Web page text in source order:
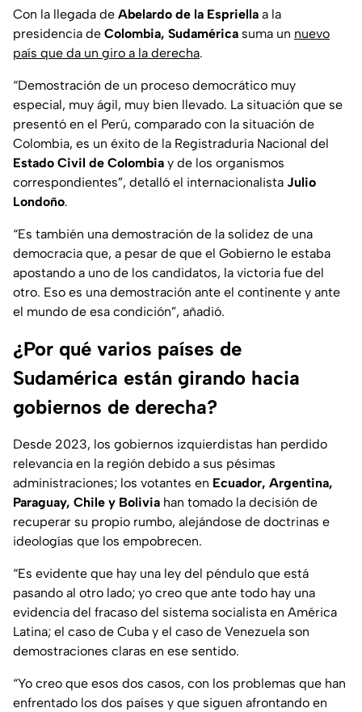
Con la llegada de Abelardo de la Espriella a la
presidencia de Colombia, Sudamérica suma un nuevo
país que da un giro a la derecha.
“Demostración de un proceso democrático muy
especial, muy ágil, muy bien llevado. La situación que se
presentó en el Perú, comparado con la situación de
Colombia, es un éxito de la Registraduría Nacional del
Estado Civil de Colombia y de los organismos
correspondientes”, detalló el internacionalista Julio
Londoño.
“Es también una demostración de la solidez de una
democracia que, a pesar de que el Gobierno le estaba
apostando a uno de los candidatos, la victoria fue del
otro. Eso es una demostración ante el continente y ante
el mundo de esa condición”, añadió.
¿Por qué varios países de
Sudamérica están girando hacia
gobiernos de derecha?
Desde 2023, los gobiernos izquierdistas han perdido
relevancia en la región debido a sus pésimas
administraciones; los votantes en Ecuador, Argentina,
Paraguay, Chile y Bolivia han tomado la decisión de
recuperar su propio rumbo, alejándose de doctrinas e
ideologías que los empobrecen.
“Es evidente que hay una ley del péndulo que está
pasando al otro lado; yo creo que ante todo hay una
evidencia del fracaso del sistema socialista en América
Latina; el caso de Cuba y el caso de Venezuela son
demostraciones claras en ese sentido.
“Yo creo que esos dos casos, con los problemas que han
enfrentado los dos países y que siguen afrontando en